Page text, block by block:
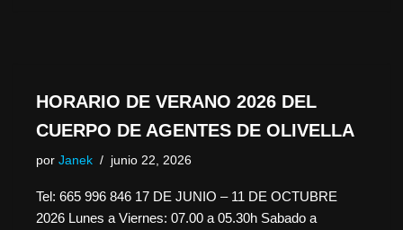
HORARIO DE VERANO 2026 DEL
CUERPO DE AGENTES DE OLIVELLA
por Janek junio 22, 2026
Tel: 665 996 846 17 DE JUNIO – 11 DE OCTUBRE
2026 Lunes a Viernes: 07.00 a 05.30h Sabado a